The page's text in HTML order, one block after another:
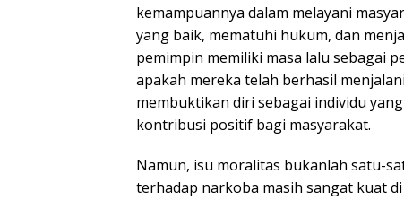
kemampuannya dalam melayani
yang baik, mematuhi hukum, dan
pemimpin memiliki masa lalu sebagai
apakah mereka telah berhasil
membuktikan diri sebagai individu
kontribusi positif bagi masyarakat.
Namun, isu moralitas bukanlah satu-
terhadap narkoba masih sangat kuat